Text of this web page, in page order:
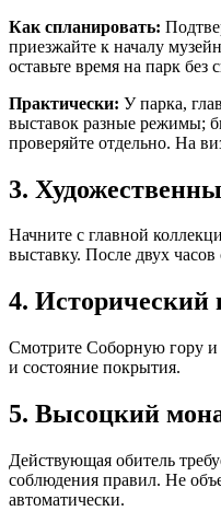
Как спланировать:
приезжайте к началу
оставьте время на парк без
Практически: У парка,
выставок разные режимы;
проверяйте отдельно. На
3.
Начните с главной
выставку. После двух часов
4. Исторический
Смотрите Соборную гору
и состояние покрытия.
5. Высоцкий
Действующая обитель
соблюдения правил. Не
автоматически.